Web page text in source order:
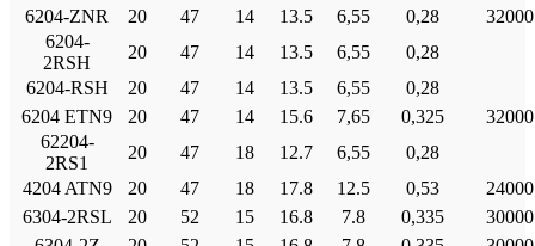
6204-ZNR
20 47 14 13.5 6,55 0,28
32000
6204-
2RSH
20 47 14 13.5 6,55
0,28
6204-RSH
20 47 14 13.5 6,55
0,28
6204 ETN9
20 47 14 15.6 7,65 0,325
32000
62204-
2RS1
20 47 18 12.7 6,55
0,28
4204 ATN9
20 47 18 17.8 12.5 0,53
24000
6304-2RSL
20 52 15 16.8 7.8 0,335
30000